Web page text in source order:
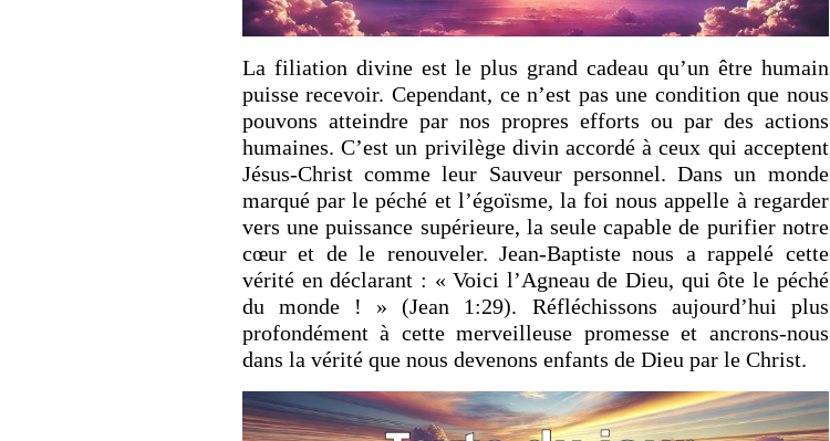
La filiation divine est le plus grand cadeau qu’un être humain
puisse recevoir. Cependant, ce n’est pas une condition que nous
pouvons atteindre par nos propres efforts ou par des actions
humaines. C’est un privilège divin accordé à ceux qui acceptent
Jésus-Christ comme leur Sauveur personnel. Dans un monde
marqué par le péché et l’égoïsme, la foi nous appelle à regarder
vers une puissance supérieure, la seule capable de purifier notre
cœur et de le renouveler. Jean-Baptiste nous a rappelé cette
vérité en déclarant : « Voici l’Agneau de Dieu, qui ôte le péché
du monde ! » (Jean 1:29). Réfléchissons aujourd’hui plus
profondément à cette merveilleuse promesse et ancrons-nous
dans la vérité que nous devenons enfants de Dieu par le Christ.